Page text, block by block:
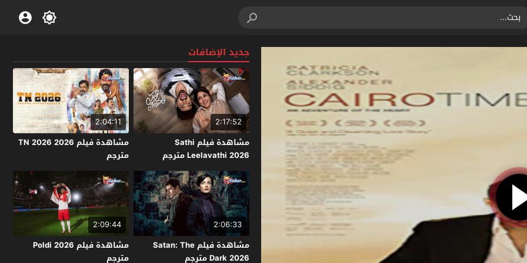
جديد الإضافات
2:17:52
مشاهدة فيلم Sathi
Leelavathi 2026 مترجم
2:04:11
مشاهدة فيلم TN 2026 2026
مترجم
2:06:33
مشاهدة فيلم Satan: The
Dark 2026 مترجم
2:09:44
مشاهدة فيلم Poldi 2026
مترجم